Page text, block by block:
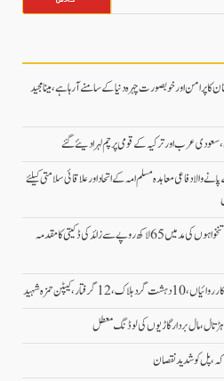
کا پرامن اور خوبصورت چہرہ دنیا کے سامنے آ رہا ہے، مینا مجید
سعودی عرب اور ترکیہ کے قومی پرچم لہرا دیئے گئے
دفاعی معاہدہ مسلم امہ کے اتحاد اور علاقائی سلامتی کیلئے
کراچی: سہراب گوٹھ ایدھی سینٹر میں ملازمین کی تنخواہوں کی مد میں 65 لاکھ روپے سے زائد کی ڈکیتی کا مقدمہ
کیپٹن حمزہ شہید
بردار گاڑیوں کی لوڈنگ معطل
پل کو شدید نقصان